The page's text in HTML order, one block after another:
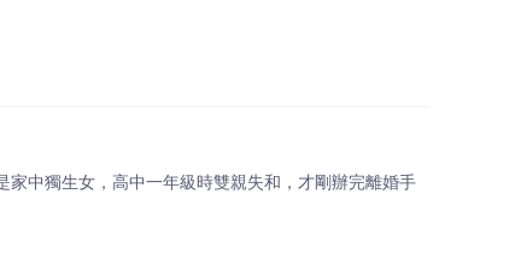
中獨生女，高中一年級時雙親失和，才剛辦完離婚手